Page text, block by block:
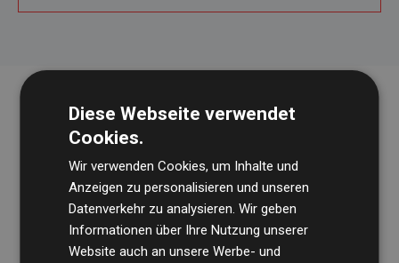
Die Wirtschaftsprüfungsgesellschaft BDOüberprüft
regelmäßig unsere Berechnungen und Methodik, um
Diese Webseite verwendet
Cookies.
Wir verwenden Cookies, um Inhalte und
Anzeigen zu personalisieren und unseren
Datenverkehr zu analysieren. Wir geben
Informationen über Ihre Nutzung unserer
Website auch an unsere Werbe- und